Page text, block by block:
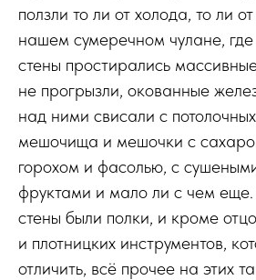
ползли то ли от холода, то ли
нашем сумеречном чулане,
стены простирались
не прогрызли, окованные
над ними свисали с
мешочища и мешочки с
горохом и фасолью, с
фруктами и мало ли с чем еще.
стены были полки, и кроме
и плотницких инструментов,
отличить, всё прочее на этих